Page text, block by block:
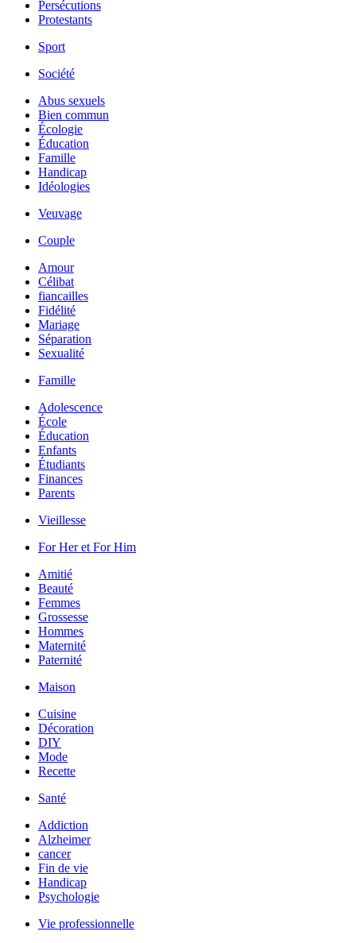
Persécutions
Protestants
Sport
Société
Abus sexuels
Bien commun
Écologie
Éducation
Famille
Handicap
Idéologies
Veuvage
Couple
Amour
Célibat
fiancailles
Fidélité
Mariage
Séparation
Sexualité
Famille
Adolescence
École
Éducation
Enfants
Étudiants
Finances
Parents
Vieillesse
For Her et For Him
Amitié
Beauté
Femmes
Grossesse
Hommes
Maternité
Paternité
Maison
Cuisine
Décoration
DIY
Mode
Recette
Santé
Addiction
Alzheimer
cancer
Fin de vie
Handicap
Psychologie
Vie professionnelle